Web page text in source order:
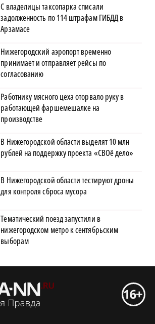
С владелицы таксопарка списали
задолженность по 114 штрафам ГИБДД в
Арзамасе
Нижегородский аэропорт временно
принимает и отправляет рейсы по
согласованию
Работнику мясного цеха оторвало руку в
работающей фаршемешалке на
производстве
В Нижегородской области выделят 10 млн
рублей на поддержку проекта «СВОё дело»
В Нижегородской области тестируют дроны
для контроля сброса мусора
Тематический поезд запустили в
нижегородском метро к сентябрьским
выборам